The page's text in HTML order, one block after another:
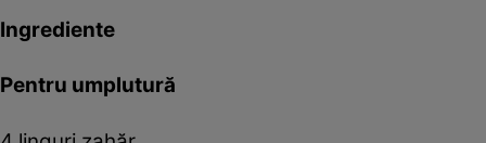
Ingrediente
Pentru umplutură